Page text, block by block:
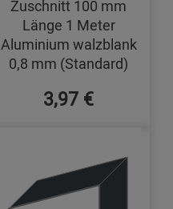
Zuschnitt 100 mm
Länge 1 Meter
Aluminium walzblank
0,8 mm (Standard)
3,97 €